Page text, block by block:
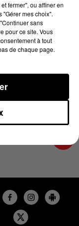
02/2024 À
fermer", ou affiner en
mes choix".
sans
pour ce site. Vous
à tout
de chaque page.